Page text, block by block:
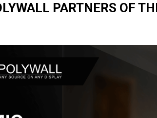
PARTNERS OF